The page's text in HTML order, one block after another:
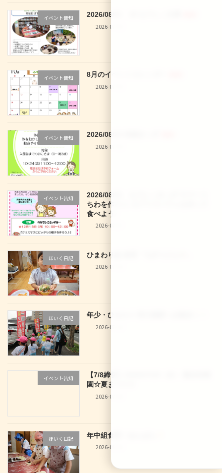
イベント告知 2026/08/01 29 なでしこ文庫
2026-07-30
イベント告知 8月のイベントカレンダー
2026-07-30
イベント告知 2026/08/28 体操きっず
2026-07-30
イベント告知
2026/08/03 なでしこきっず サマーう
ちわを作ろう♪＆アイスパフェを作って
食べよう♪
2026-07-27
ほいく日記 ひまわり組 食育「七夕うどん
2026-07-10
ほいく日記 年少・ひまわり 西大路駅へお散歩
2026-07-10
イベント告知
【7/8締切】2026/07/29（水） 龍谷幼稚
園☆夏まつり☆
2026-07-04
ほいく日記
年中組食育！あんぱん
2026-06-30